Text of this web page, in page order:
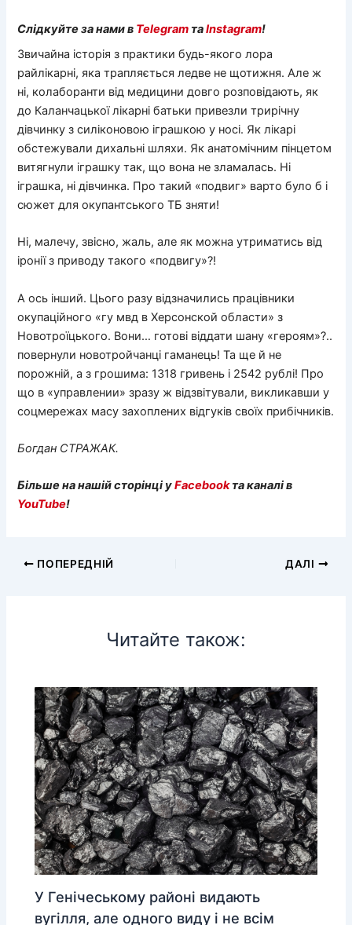
Слідкуйте за нами в Telegram таInstagram!
Звичайна історія з практики будь-якого лора
райлікарні, яка трапляється ледве не щотижня. Але ж
ні, колаборанти від медицини довго розповідають, як
до Каланчацької лікарні батьки привезли трирічну
дівчинку з силіконовою іграшкою у носі. Як лікарі
обстежували дихальні шляхи. Як анатомічним пінцетом
витягнули іграшку так, що вона не зламалась. Ні
іграшка, ні дівчинка. Про такий «подвиг» варто було б і
сюжет для окупантського ТБ зняти!
Ні, малечу, звісно, жаль, але як можна утриматись від
іронії з приводу такого «подвигу»?!
А ось інший. Цього разу відзначились працівники
окупаційного «гу мвд в Херсонской области» з
Новотроїцького. Вони… готові віддати шану «героям»?..
повернули новотройчанці гаманець! Та ще й не
порожній, а з грошима: 1318 гривень і 2542 рублі! Про
що в «управлении» зразу ж відзвітували, викликавши у
соцмережах масу захоплених відгуків своїх прибічників.
Богдан СТРАЖАК.
Більше на нашій сторінці уFacebookта каналі в
YouTube!
ПОПЕРЕДНІЙ ДАЛІ
Читайте також:
У Генічеському районі видають
вугілля, але одного виду і не всім